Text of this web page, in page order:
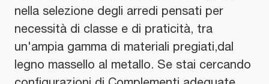
nella selezione degli arredi pensati per
necessità di classe e di praticità, tra
un'ampia gamma di materiali pregiati,dal
legno massello al metallo. Se stai cercando